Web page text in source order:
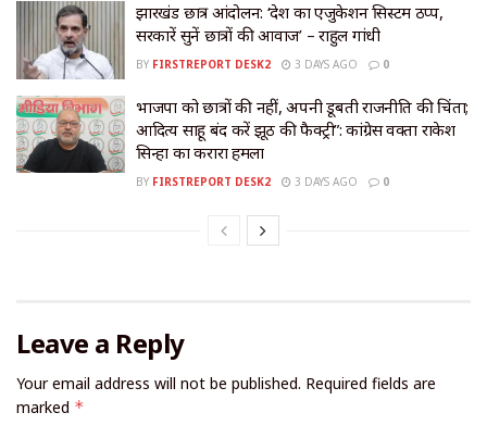
झारखंड छात्र आंदोलन: ‘देश का एजुकेशन सिस्टम ठप्प,
सरकारें सुनें छात्रों की आवाज’ – राहुल गांधी
BY FIRSTREPORT DESK2 3 DAYS AGO 0
भाजपा को छात्रों की नहीं, अपनी डूबती राजनीति की चिंता;
आदित्य साहू बंद करें झूठ की फैक्ट्री”: कांग्रेस प्रवक्ता राकेश
सिन्हा का करारा हमला
BY FIRSTREPORT DESK2 3 DAYS AGO 0
Leave a Reply
Your email address will not be published. Required fields are
marked *